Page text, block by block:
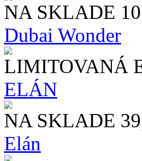
NA SKLADE
Dubai Wonder
LIMITOVANÁ
ELÁN
NA SKLADE
Elán